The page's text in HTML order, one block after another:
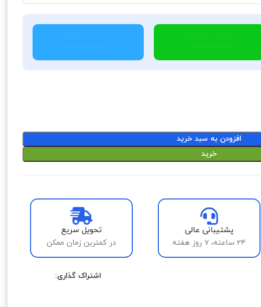
افزودن به سبد خرید
خرید
پشتیبانی عالی
24 ساعته، 7 روز هفته
تحویل سریع
در کمترین زمان ممکن
اشتراک گذاری: